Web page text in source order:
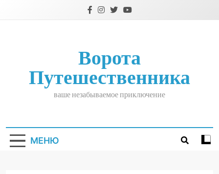
Ворота
Путешественника
ваше незабываемое приключение
МЕНЮ